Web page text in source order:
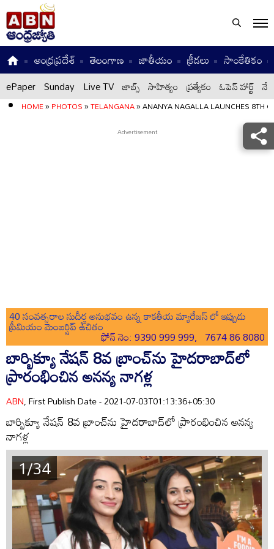
ఆంధ్రప్రదేశ్ తెలంగాణ జాతీయం క్రీడలు సాంకేతికం
ePaper Sunday Live TV జాబ్స్ సాహిత్యం ప్రత్యేకం ఓపెన్ హార్ట్
HOME»PHOTOS»TELANGANA»ANANYA NAGALLA LAUNCHES 8TH
40 సంవత్సరాల సుదీర్ఘ అనుభవం ఉన్న కాకతీయ మ్యారేజస్ లో ఇప్పుడు
ప్రీమియం మెంబర్షిప్ ఉచితం
ఫోన్ నెం: 9390 999 999, 7674 86 8080
బార్బిక్యూ నేషన్ 8వ బ్రాంచ్‌ను హైదరాబాద్‌లో
ప్రారంభించిన అనన్య నాగళ్ల
ABN, First Publish Date - 2021-07-03T01:13:36+05:30
బార్బిక్యూ నేషన్ 8వ బ్రాంచ్‌ను హైదరాబాద్‌లో ప్రారంభించిన అనన్య
నాగళ్ల
1/34